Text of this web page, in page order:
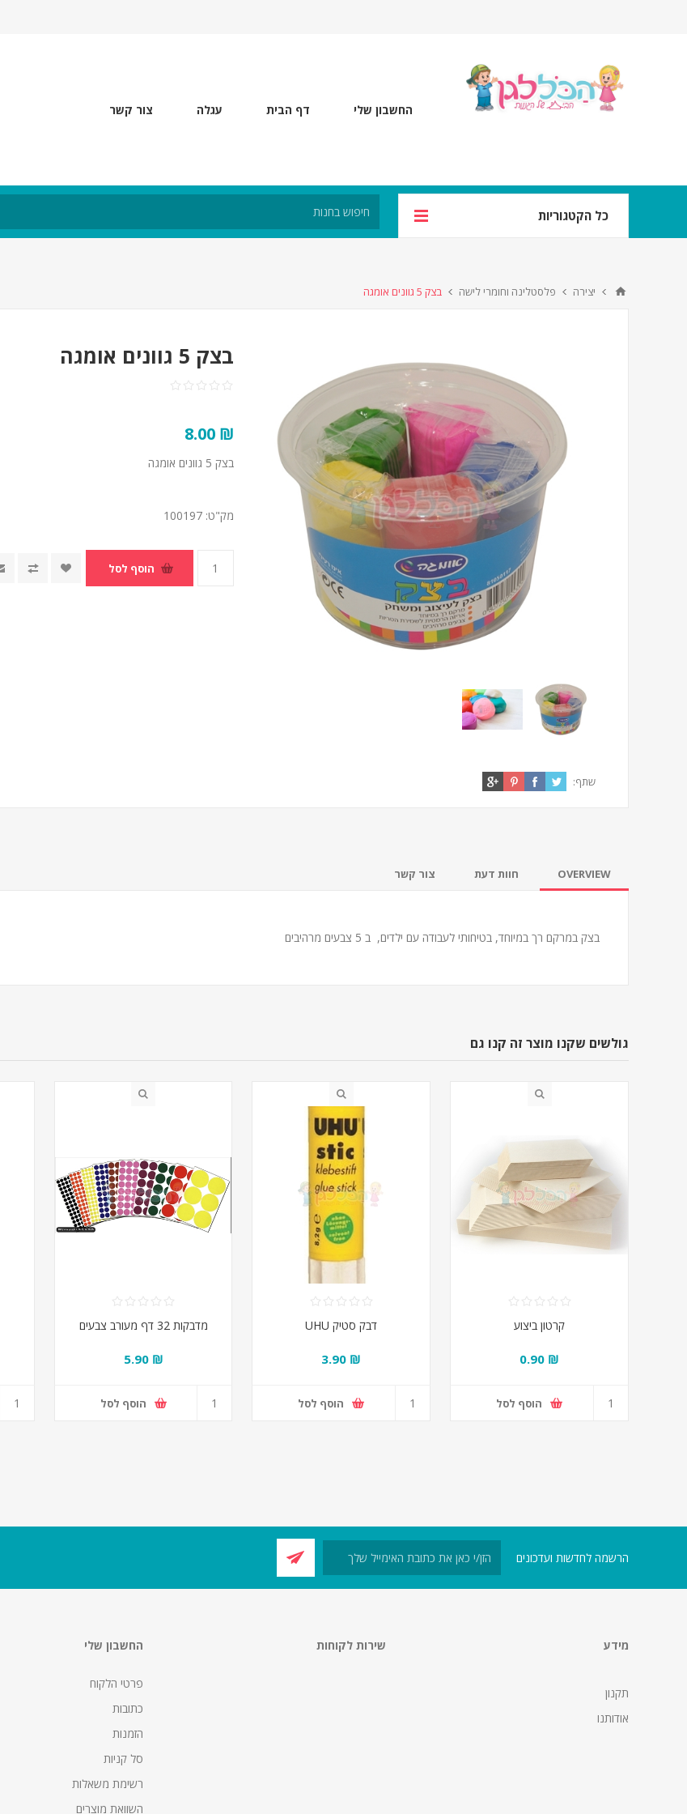
החשבון שלי דף הבית עגלה צור קשר
כל הקטגוריות
יצירה פלסטלינה וחומרי לישה בצק 5 גוונים אומגה
בצק 5 גוונים אומגה
₪ 8.00
בצק 5 גוונים אומגה
מק"ט: 100197
שתף:
OVERVIEW חוות דעת צור קשר
בצק במרקם רך במיוחד, בטיחותי לעבודה עם ילדים, ב 5 צבעים מרהיבים
גולשים שקנו מוצר זה קנו גם
קרטון ביצוע
₪ 0.90
הוסף לסל
דבק סטיק UHU
₪ 3.90
הוסף לסל
מדבקות 32 דף מעורב צבעים
₪ 5.90
הוסף לסל
הרשמה לחדשות ועדכונים
מידע
תקנון
אודותנו
שירות לקוחות החשבון שלי
פרטי הלקוח
כתובות
הזמנות
סל קניות
רשימת משאלות
השוואת מוצרים